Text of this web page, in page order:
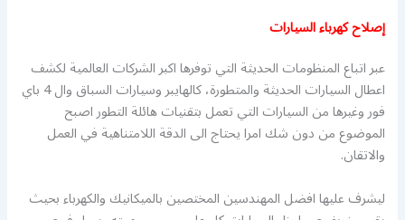
إصلاح كهرباء السيارات
عبر اتباع المنظومات الحديثة التي توفرها اكبر الشركات العالمية لكشف
اعطال السيارات الحديثة والمتطورة، كالهايبر وسيارات السباق وال 4 باي
فور وغيرها من السيارات التي تعمل بتقنيات هائلة التطور اصبح
الموضوع من دون شك امرا يحتاج الى الدقة اللامتناهية في العمل
والاتقان.
ليشرف عليها افضل المهندسين المختصين بالميكانيك والكهرباء بحيث